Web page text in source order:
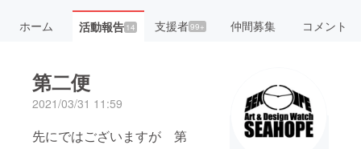
ホーム 活動報告14 支援者99+ 仲間募集 コメント
第二便
2021/03/31 11:59
先にではございますが 第